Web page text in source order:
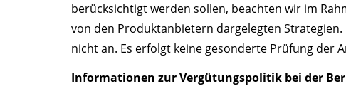
berücksichtigt werden sollen, beachten wir im
von den Produktanbietern dargelegten
nicht an. Es erfolgt keine gesonderte Prüfung der
Informationen zur Vergütungspolitik bei der